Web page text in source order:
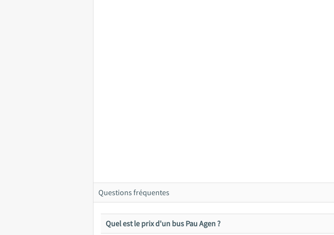
Questions fréquentes
Quel est le prix d'un bus Pau Agen ?